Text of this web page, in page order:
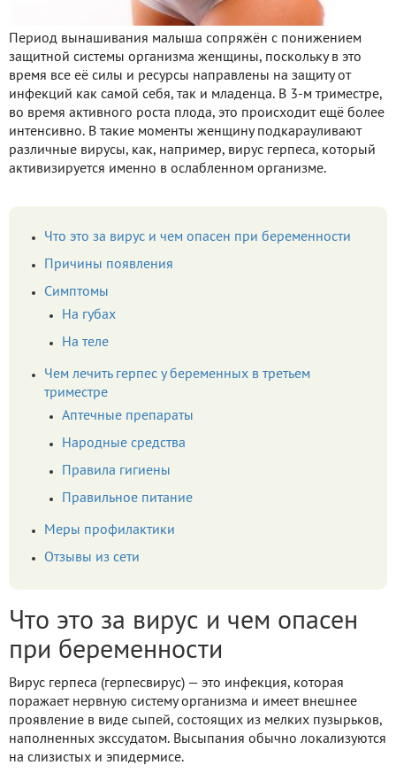
Период вынашивания малыша сопряжён с понижением
защитной системы организма женщины, поскольку в это
время все её силы и ресурсы направлены на защиту от
инфекций как самой себя, так и младенца. В 3-м триместре,
во время активного роста плода, это происходит ещё более
интенсивно. В такие моменты женщину подкарауливают
различные вирусы, как, например, вирус герпеса, который
активизируется именно в ослабленном организме.
Что это за вирус и чем опасен при беременности
Причины появления
Симптомы
На губах
На теле
Чем лечить герпес у беременных в третьем
триместре
Аптечные препараты
Народные средства
Правила гигиены
Правильное питание
Меры профилактики
Отзывы из сети
Что это за вирус и чем опасен
при беременности
Вирус герпеса (герпесвирус) — это инфекция, которая
поражает нервную систему организма и имеет внешнее
проявление в виде сыпей, состоящих из мелких пузырьков,
наполненных экссудатом. Высыпания обычно локализуются
на слизистых и эпидермисе.